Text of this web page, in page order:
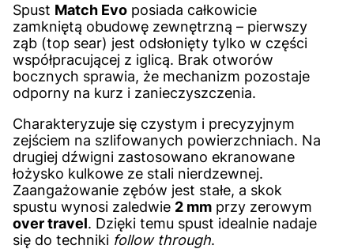
Spust Match Evo posiada całkowicie
zamkniętą obudowę zewnętrzną – pierwszy
ząb (top sear) jest odsłonięty tylko w części
współpracującej z iglicą. Brak otworów
bocznych sprawia, że mechanizm pozostaje
odporny na kurz i zanieczyszczenia.
Charakteryzuje się czystym i precyzyjnym
zejściem na szlifowanych powierzchniach. Na
drugiej dźwigni zastosowano ekranowane
łożysko kulkowe ze stali nierdzewnej.
Zaangażowanie zębów jest stałe, a skok
spustu wynosi zaledwie 2 mm przy zerowym
over travel. Dzięki temu spust idealnie nadaje
się do techniki follow through.